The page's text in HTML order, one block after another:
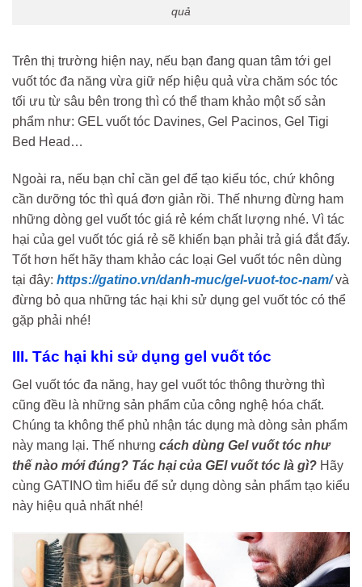
quả
Trên thị trường hiện nay, nếu bạn đang quan tâm tới gel
vuốt tóc đa năng vừa giữ nếp hiệu quả vừa chăm sóc tóc
tối ưu từ sâu bên trong thì có thể tham khảo một số sản
phẩm như: GEL vuốt tóc Davines, Gel Pacinos, Gel Tigi
Bed Head…
Ngoài ra, nếu bạn chỉ cần gel để tạo kiểu tóc, chứ không
cần dưỡng tóc thì quá đơn giản rồi. Thế nhưng đừng ham
những dòng gel vuốt tóc giá rẻ kém chất lượng nhé. Vì tác
hại của gel vuốt tóc giá rẻ sẽ khiến bạn phải trả giá đắt đấy.
Tốt hơn hết hãy tham khảo các loại Gel vuốt tóc nên dùng
tại đây: https://gatino.vn/danh-muc/gel-vuot-toc-nam/và
đừng bỏ qua những tác hại khi sử dụng gel vuốt tóc có thể
gặp phải nhé!
III. Tác hại khi sử dụng gel vuốt tóc
Gel vuốt tóc đa năng, hay gel vuốt tóc thông thường thì
cũng đều là những sản phẩm của công nghệ hóa chất.
Chúng ta không thể phủ nhận tác dụng mà dòng sản phẩm
này mang lại. Thế nhưng cách dùng Gel vuốt tóc như
thế nào mới đúng? Tác hại của GEl vuốt tóc là gì? Hãy
cùng GATINO tìm hiểu để sử dụng dòng sản phẩm tạo kiểu
này hiệu quả nhất nhé!